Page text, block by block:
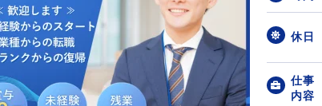
休日
仕事
内容